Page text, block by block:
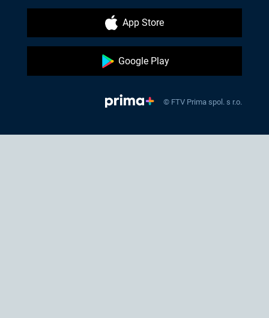
App Store
Google Play
© FTV Prima spol. s r.o.